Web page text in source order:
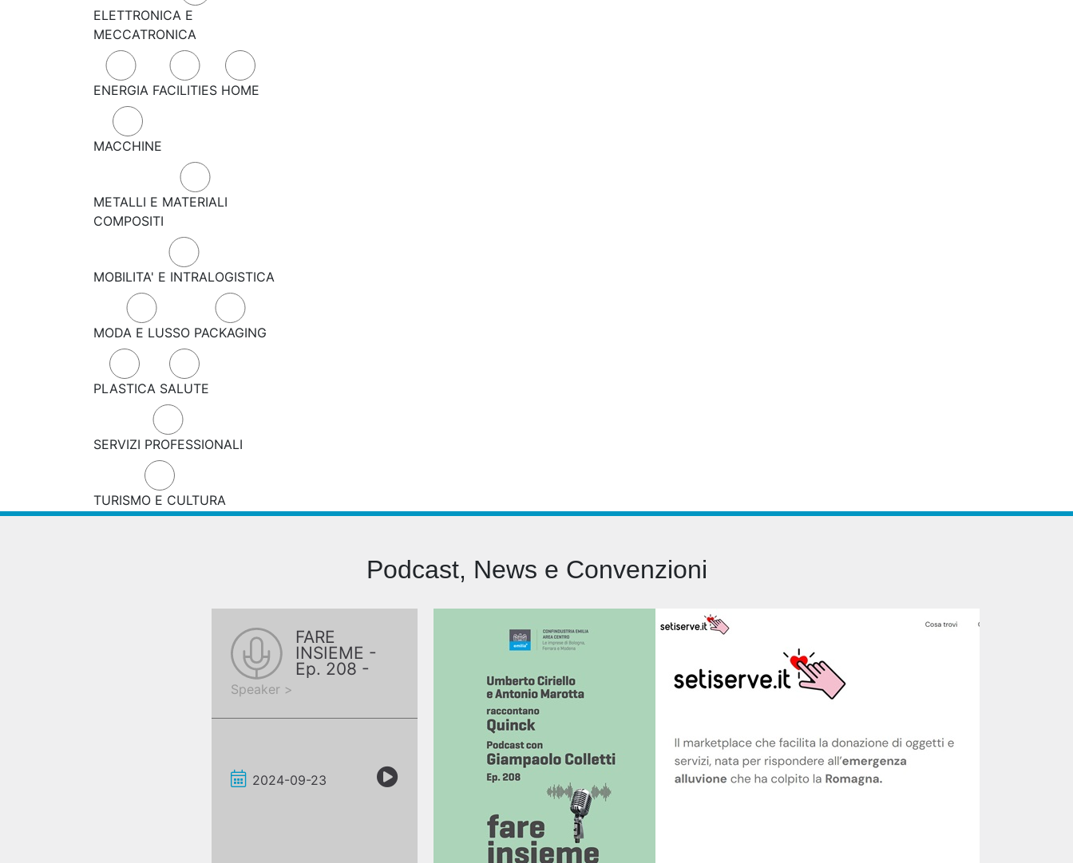
ELETTRONICA E
MECCATRONICA
ENERGIA FACILITIES HOME
MACCHINE
METALLI E MATERIALI
COMPOSITI
MOBILITA' E INTRALOGISTICA
MODA E LUSSO PACKAGING
PLASTICA SALUTE
SERVIZI PROFESSIONALI
TURISMO E CULTURA
Podcast, News e Convenzioni
FARE
INSIEME -
Ep. 208 -
Speaker >
2024-09-23